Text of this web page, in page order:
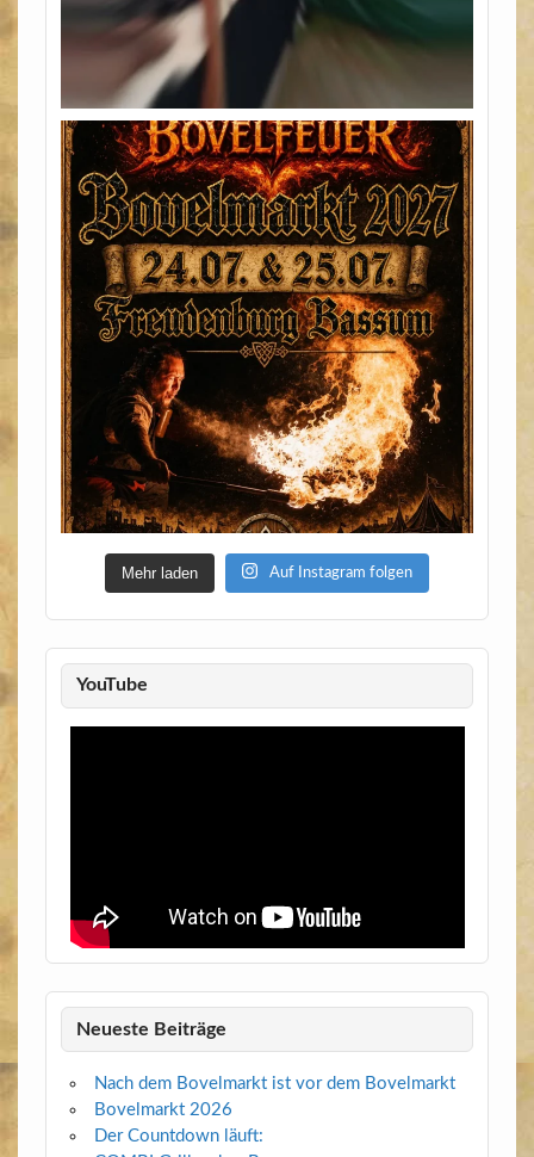
Mehr laden Auf Instagram folgen
YouTube
Neueste Beiträge
Nach dem Bovelmarkt ist vor dem Bovelmarkt
Bovelmarkt 2026
Der Countdown läuft: